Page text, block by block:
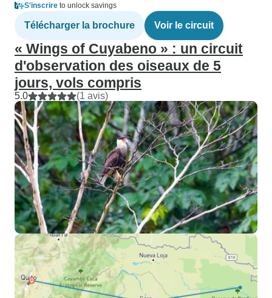
S'inscrire to unlock savings
Télécharger la brochure Voir le circuit
« Wings of Cuyabeno » : un circuit
d'observation des oiseaux de 5
jours, vols compris
5.0 (1 avis)